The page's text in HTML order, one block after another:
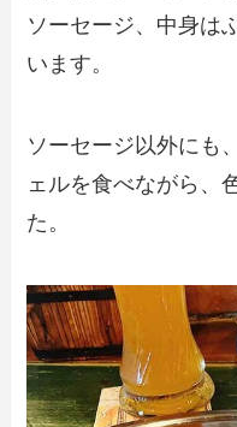
ソーセージ、中身は
います。
ソーセージ以外にも
ェルを食べながら、
た。